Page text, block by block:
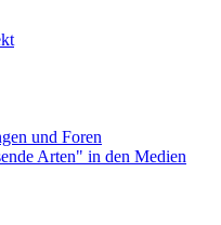
und Foren
Arten" in den Medien